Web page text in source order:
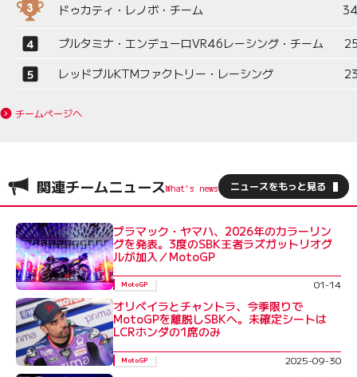
ドゥカティ・レノボ・チーム
プルタミナ・エンデューロVR46レーシング・チーム
レッドブルKTMファクトリー・レーシング
チームページへ
関連チームニュース ニュースをもっと見る
プラマック・ヤマハ、2026年のカラーリン
グを発表。3度のSBK王者ラズガットリオグ
ルが加入／MotoGP
MotoGP 01-14
オリベイラとチャントラ、今季限りで
MotoGPを離脱しSBKへ。未確定シートは
LCRホンダの1席のみ
MotoGP 2025-09-30